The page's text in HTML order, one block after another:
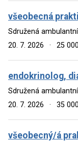
všeobecná
Sdružená
20. 7. 2026
· 25
endokrinolog,
Sdružená
20. 7. 2026
· 35
všeobecný/á